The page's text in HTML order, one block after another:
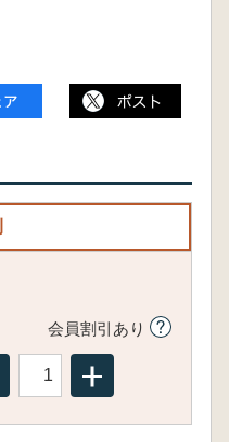
会員割引あり